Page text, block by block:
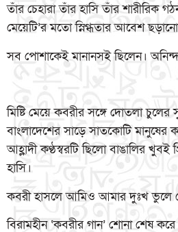
তাঁর চেহারা তাঁর হাসি তাঁর শারীরিক
মেয়েটি’র মতো স্নিগ্ধতার আবেশ
সব পোশাকেই মানানসই ছিলেন।
মিষ্টি মেয়ে কবরীর সঙ্গে দোতলা
বাংলাদেশের সাড়ে সাতকোটি
আহ্লাদী কণ্ঠস্বরটি ছিলো বাঙালির
হাসি।
কবরী হাসলে আমিও আমার দুঃখ ভুলে
বিরামহীন ‘কবরীর গান’ শোনা শেষ